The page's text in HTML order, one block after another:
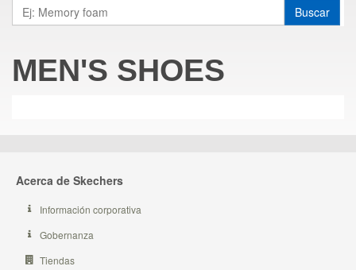
Buscar
MEN'S SHOES
Acerca de Skechers
Información corporativa
Gobernanza
Tiendas